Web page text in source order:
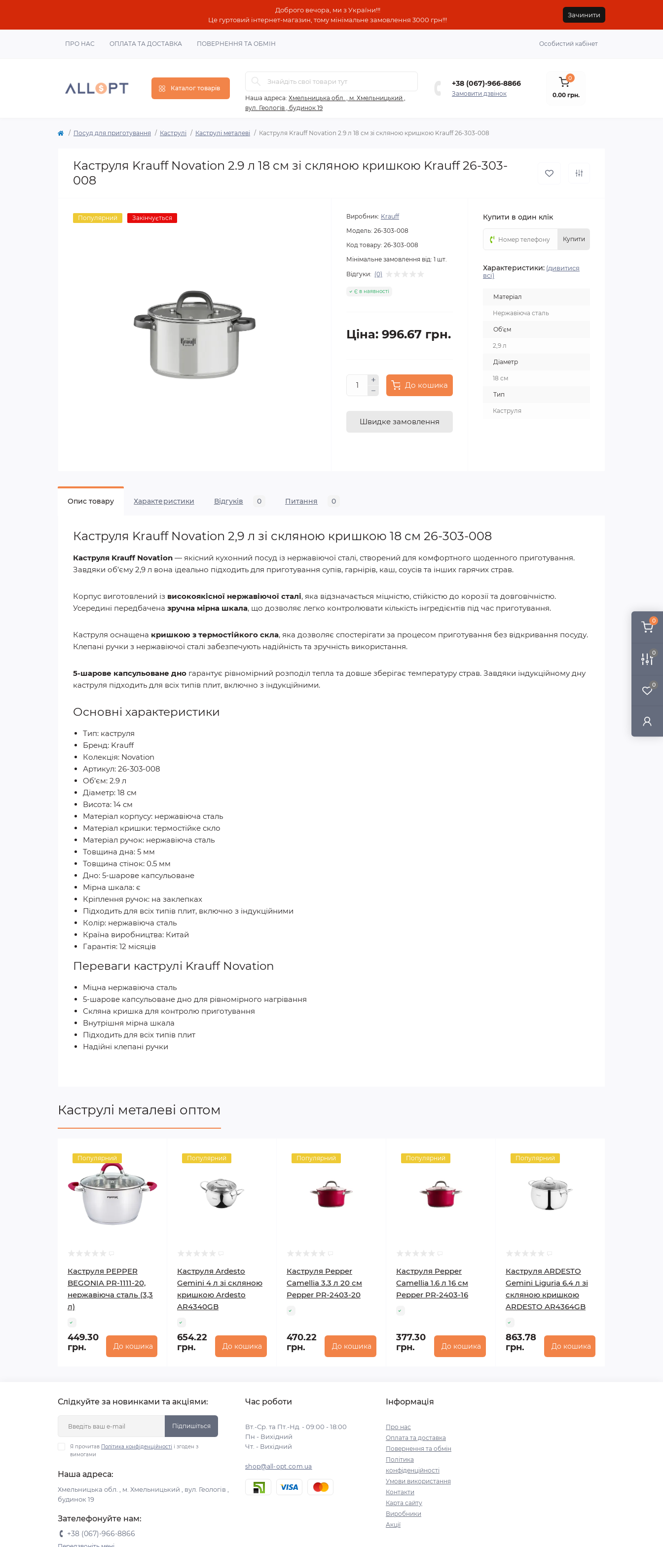
0
0
0
Доброго вечора, ми з України!!!
Це гуртовий інтернет-магазин, тому мінімальне замовлення 3000 грн!!!
Зачинити
ПРО НАС ОПЛАТА ТА ДОСТАВКА ПОВЕРНЕННЯ ТА ОБМІН Особистий кабінет
Каталог товарів
Наша адреса: Хмельницька обл. , м. Хмельницький ,
вул. Геологів , будинок 19
+38 (067)-966-8866
Замовити дзвінок
0
0.00 грн.
Посуд для приготування Каструлі Каструлі металеві Каструля Krauff Novation 2.9 л 18 см зі скляною кришкою Krauff 26-303-008
Каструля Krauff Novation 2.9 л 18 см зі скляною кришкою Krauff 26-303-
008
Популярний Закінчується Виробник: Krauff
Модель: 26-303-008
Код товару: 26-303-008
Мінімальне замовлення від: 1 шт.
Відгуки: (0)
Є в наявності
Ціна: 996.67 грн.
До кошика
Швидке замовлення
Купити в один клік
Купити
Характеристики: (дивитися
всі)
Матеріал
Нержавіюча сталь
Об'єм
2,9 л
Діаметр
18 см
Тип
Каструля
Опис товару Характеристики Відгуків 0 Питання 0
Каструля Krauff Novation 2,9 л зі скляною кришкою 18 см 26-303-008
Каструля Krauff Novation — якісний кухонний посуд із нержавіючої сталі, створений для комфортного щоденного приготування.
Завдяки об’єму 2,9 л вона ідеально підходить для приготування супів, гарнірів, каш, соусів та інших гарячих страв.
Корпус виготовлений із високоякісної нержавіючої сталі, яка відзначається міцністю, стійкістю до корозії та довговічністю.
Усередині передбачена зручна мірна шкала, що дозволяє легко контролювати кількість інгредієнтів під час приготування.
Каструля оснащена кришкою з термостійкого скла, яка дозволяє спостерігати за процесом приготування без відкривання посуду.
Клепані ручки з нержавіючої сталі забезпечують надійність та зручність використання.
5-шарове капсульоване дно гарантує рівномірний розподіл тепла та довше зберігає температуру страв. Завдяки індукційному дну
каструля підходить для всіх типів плит, включно з індукційними.
Основні характеристики
Тип: каструля
Бренд: Krauff
Колекція: Novation
Артикул: 26-303-008
Об’єм: 2.9 л
Діаметр: 18 см
Висота: 14 см
Матеріал корпусу: нержавіюча сталь
Матеріал кришки: термостійке скло
Матеріал ручок: нержавіюча сталь
Товщина дна: 5 мм
Товщина стінок: 0.5 мм
Дно: 5-шарове капсульоване
Мірна шкала: є
Кріплення ручок: на заклепках
Підходить для всіх типів плит, включно з індукційними
Колір: нержавіюча сталь
Країна виробництва: Китай
Гарантія: 12 місяців
Переваги каструлі Krauff Novation
Міцна нержавіюча сталь
5-шарове капсульоване дно для рівномірного нагрівання
Скляна кришка для контролю приготування
Внутрішня мірна шкала
Підходить для всіх типів плит
Надійні клепані ручки
Каструлі металеві оптом
Популярний
Каструля PEPPER
BEGONIA PR-1111-20,
нержавіюча сталь (3,3
л)
449.30
грн.
До кошика
Популярний
Каструля Ardesto
Gemini 4 л зі скляною
кришкою Ardesto
AR4340GB
654.22
грн.
До кошика
Популярний
Каструля Pepper
Camellia 3.3 л 20 см
Pepper PR-2403-20
470.22
грн.
До кошика
Популярний
Каструля Pepper
Camellia 1.6 л 16 см
Pepper PR-2403-16
377.30
грн.
До кошика
Популярний
Каструля ARDESTO
Gemini Liguria 6.4 л зі
скляною кришкою
ARDESTO AR4364GB
863.78
грн.
До кошика
Слідкуйте за новинками та акціями:
Підпишіться
Я прочитав Політика конфіденційності і згоден з
вимогами
Наша адреса:
Хмельницька обл. , м. Хмельницький , вул. Геологів ,
будинок 19
Зателефонуйте нам:
+38 (067)-966-8866
Час роботи
Вт.-Ср. та Пт.-Нд. - 09:00 - 18:00
Пн - Вихідний
Чт. - Вихідний
shop@all-opt.com.ua
Інформація
Про нас
Оплата та доставка
Повернення та обмін
Політика
конфіденційності
Умови використання
Контакти
Карта сайту
Виробники
Акції